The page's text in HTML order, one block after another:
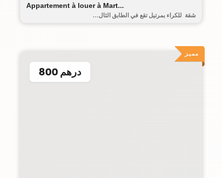
Appartement à louer à Mart...
شقة للكراء بمرتيل تقع في الطابق الثال...
مميز
800 درهم